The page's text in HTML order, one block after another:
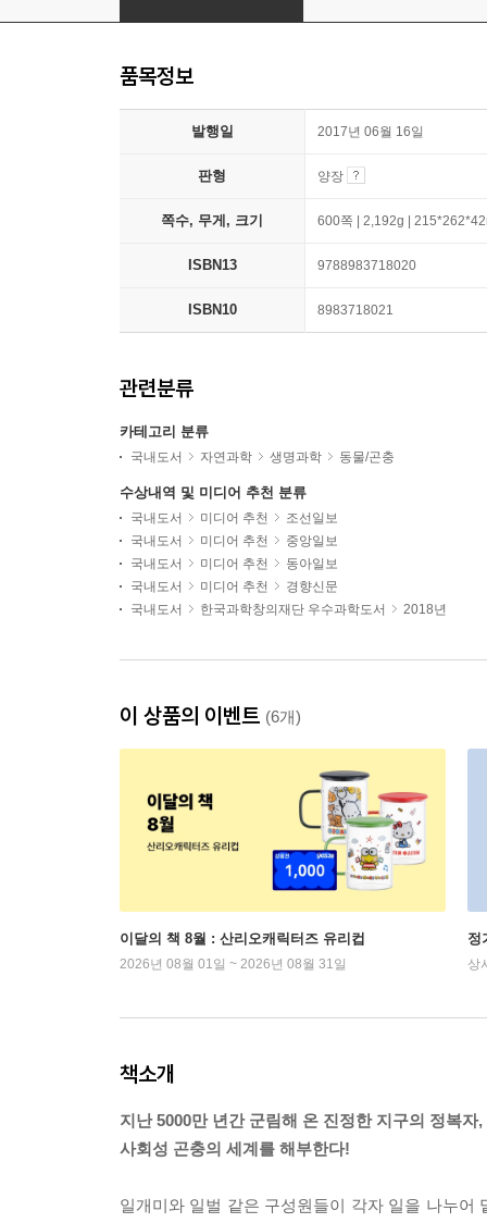
품목정보
발행일 2017년 06월 16일
판형 양장
쪽수, 무게, 크기 600쪽 | 2,192g |
ISBN13 9788983718020
ISBN10 8983718021
관련분류
카테고리 분류
국내도서 자연과학 생명과학 동물/곤충
수상내역 및 미디어 추천 분류
국내도서 미디어 추천
조선일보
국내도서
미디어 추천
중앙일보
국내도서
미디어 추천
동아일보
국내도서
미디어 추천
경향신문
국내도서
한국과학창의재단 우수과학도서 2018년
이 상품의 이벤트 (6개)
이달의 책 8월 : 산리오캐릭터즈 유리컵
2026년 08월 01일 ~ 2026년 08월 31일
정
상
책소개
지난 5000만 년간 군림해 온 진정한 지구의 정복자,
사회성 곤충의 세계를 해부한다!
일개미와 일벌 같은 구성원들이 각자 일을 나누